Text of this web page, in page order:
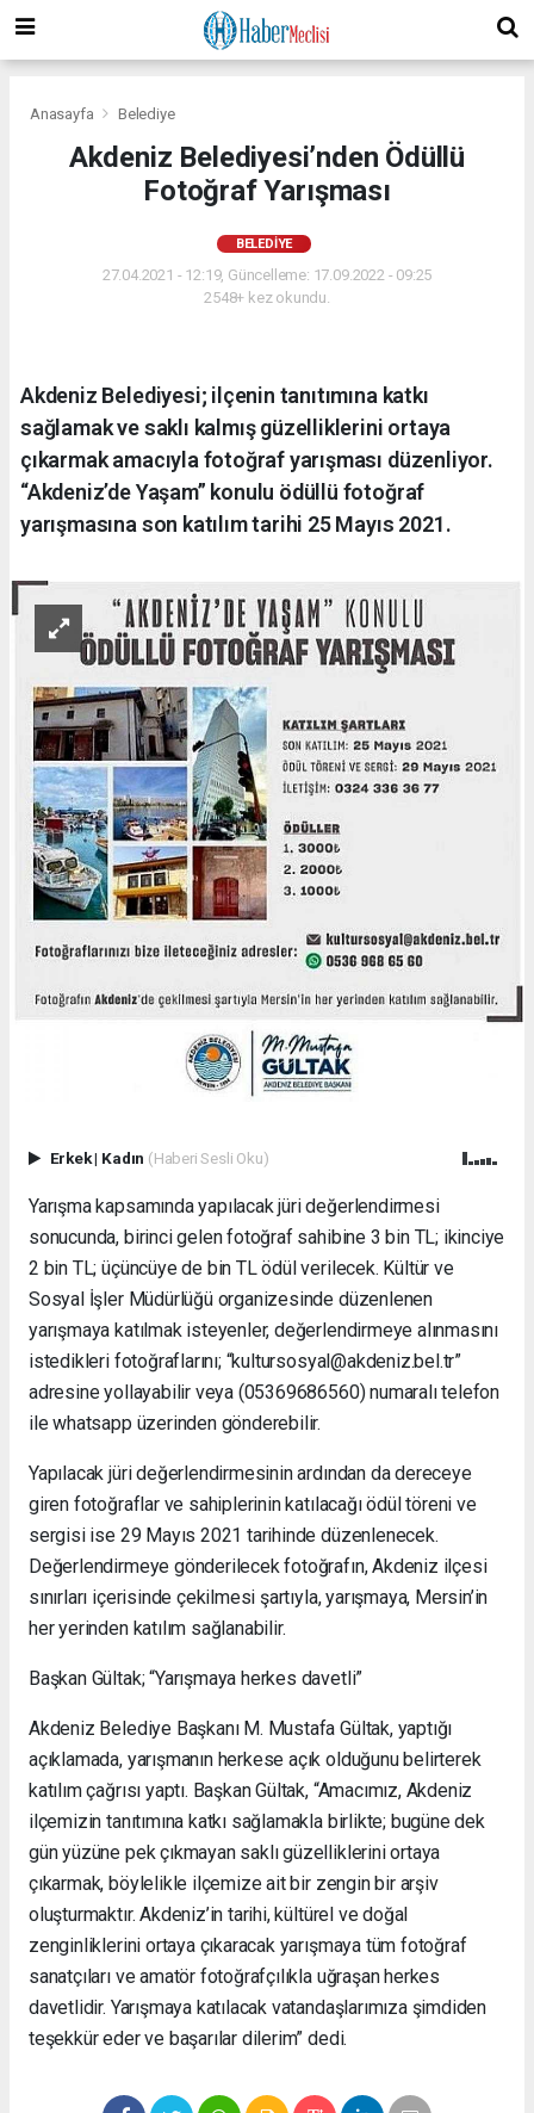
Anasayfa Belediye
Akdeniz Belediyesi’nden Ödüllü
Fotoğraf Yarışması
BELEDIYE
27.04.2021 - 12:19, Güncelleme: 17.09.2022 - 09:25
2548+ kez okundu.
Akdeniz Belediyesi; ilçenin tanıtımına katkı
sağlamak ve saklı kalmış güzelliklerini ortaya
çıkarmak amacıyla fotoğraf yarışması düzenliyor.
“Akdeniz’de Yaşam” konulu ödüllü fotoğraf
yarışmasına son katılım tarihi 25 Mayıs 2021.
Erkek| Kadın (Haberi Sesli Oku)
Yarışma kapsamında yapılacak jüri değerlendirmesi
sonucunda, birinci gelen fotoğraf sahibine 3 bin TL; ikinciye
2 bin TL; üçüncüye de bin TL ödül verilecek. Kültür ve
Sosyal İşler Müdürlüğü organizesinde düzenlenen
yarışmaya katılmak isteyenler, değerlendirmeye alınmasını
istedikleri fotoğraflarını; “kultursosyal@akdeniz.bel.tr”
adresine yollayabilir veya (05369686560) numaralı telefon
ile whatsapp üzerinden gönderebilir.
Yapılacak jüri değerlendirmesinin ardından da dereceye
giren fotoğraflar ve sahiplerinin katılacağı ödül töreni ve
sergisi ise 29 Mayıs 2021 tarihinde düzenlenecek.
Değerlendirmeye gönderilecek fotoğrafın, Akdeniz ilçesi
sınırları içerisinde çekilmesi şartıyla, yarışmaya, Mersin’in
her yerinden katılım sağlanabilir.
Başkan Gültak; “Yarışmaya herkes davetli”
Akdeniz Belediye Başkanı M. Mustafa Gültak, yaptığı
açıklamada, yarışmanın herkese açık olduğunu belirterek
katılım çağrısı yaptı. Başkan Gültak, “Amacımız, Akdeniz
ilçemizin tanıtımına katkı sağlamakla birlikte; bugüne dek
gün yüzüne pek çıkmayan saklı güzelliklerini ortaya
çıkarmak, böylelikle ilçemize ait bir zengin bir arşiv
oluşturmaktır. Akdeniz’in tarihi, kültürel ve doğal
zenginliklerini ortaya çıkaracak yarışmaya tüm fotoğraf
sanatçıları ve amatör fotoğrafçılıkla uğraşan herkes
davetlidir. Yarışmaya katılacak vatandaşlarımıza şimdiden
teşekkür eder ve başarılar dilerim” dedi.